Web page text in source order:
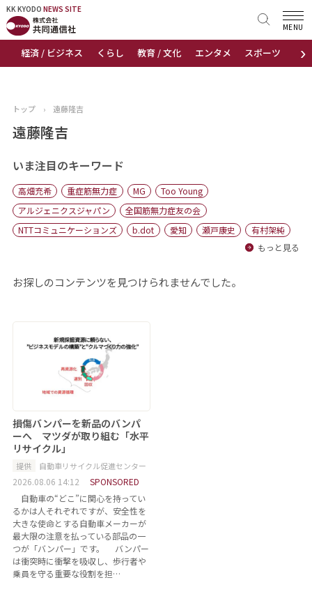
KK KYODO NEWS SITE
›
経済 / ビジネス くらし 教育 / 文化 エンタメ スポーツ 地域
MENU
KK KYODONEWS SITE
トップページ
ニュース
おすすめコンテンツ
出版物
会社概要
トップ › 遠藤隆吉
遠藤隆吉
いま注目のキーワード
高畑充希 重症筋無力症 MG
Too Young
アルジェニクスジャパン
全国筋無力症友の会
NTTコミュニケーションズ
b.dot 愛知 瀬戸康史
有村架純
もっと見る
お探しのコンテンツを見つけられませんでした。
損傷バンパーを新品のバンパ
ーへ マツダが取り組む「水平
リサイクル」
提供 自動車リサイクル促進センター
2026.08.06 14:12
SPONSORED
自動車の“どこ”に関心を持ってい
るかは人それぞれですが、安全性を
大きな使命とする自動車メーカーが
最大限の注意を払っている部品の一
つが「バンパー」です。 バンパー
は衝突時に衝撃を吸収し、歩行者や
乗員を守る重要な役割を担…